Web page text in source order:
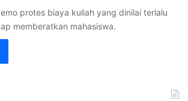
protes biaya kuliah yang dinilai terlalu
memberatkan mahasiswa.